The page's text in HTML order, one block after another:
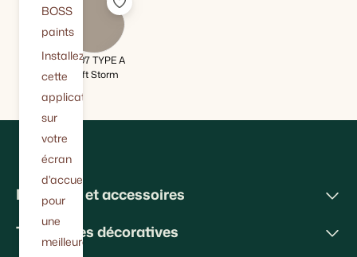
AS 07 TYPE A
Soft Storm
Peintures et accessoires
Techniques décoratives
BOSS
paints
Installez
cette
application
sur
votre
écran
d'accueil
pour
une
meilleure